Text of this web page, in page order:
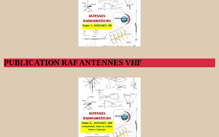
PUBLICATION RAF ANTENNES VHF